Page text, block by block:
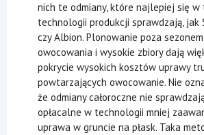
nich te odmiany, które najlepiej się w
technologii produkcji sprawdzają, jak
czy Albion. Plonowanie poza
owocowania i wysokie zbiory dają
pokrycie wysokich kosztów uprawy
powtarzających owocowanie. Nie
że odmiany całoroczne nie
opłacalne w technologii mniej
uprawa w gruncie na płask. Taka